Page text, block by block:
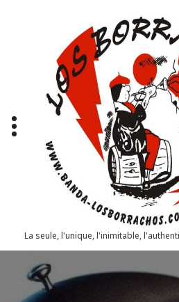
La seule, l'unique, l'inimitable,